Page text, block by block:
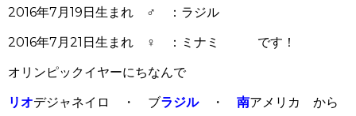
2016年7月19日生まれ ♂ ：ラジル
2016年7月21日生まれ ♀ ：ミナミ です！
オリンピックイヤーにちなんで
リオデジャネイロ ・ ブラジル ・ 南アメリカ から